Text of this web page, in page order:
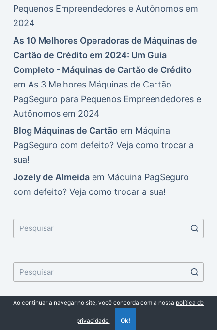
Pequenos Empreendedores e Autônomos em
2024
As 10 Melhores Operadoras de Máquinas de
Cartão de Crédito em 2024: Um Guia
Completo - Máquinas de Cartão de Crédito
em As 3 Melhores Máquinas de Cartão
PagSeguro para Pequenos Empreendedores e
Autônomos em 2024
Blog Máquinas de Cartão em Máquina
PagSeguro com defeito? Veja como trocar a
sua!
Jozely de Almeidaem Máquina PagSeguro
com defeito? Veja como trocar a sua!
Desenvolvido por CreativeThemes
Ao continuar a navegar no site, você concorda com a nossa política de
privacidade Ok!